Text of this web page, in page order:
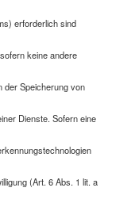
erforderlich sind
keine andere
der Speicherung von
Dienste. Sofern eine
(Art. 6 Abs. 1 lit. a